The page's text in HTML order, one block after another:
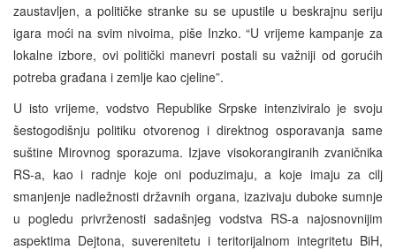
zaustavljen, a političke stranke su se upustile u beskrajnu seriju
igara moći na svim nivoima, piše Inzko. “U vrijeme kampanje za
lokalne izbore, ovi politički manevri postali su važniji od gorućih
potreba građana i zemlje kao cjeline”.
U isto vrijeme, vodstvo Republike Srpske intenziviralo je svoju
šestogodišnju politiku otvorenog i direktnog osporavanja same
suštine Mirovnog sporazuma. Izjave visokorangiranih zvaničnika
RS-a, kao i radnje koje oni poduzimaju, a koje imaju za cilj
smanjenje nadležnosti državnih organa, izazivaju duboke sumnje
u pogledu privrženosti sadašnjeg vodstva RS-a najosnovnijim
aspektima Dejtona, suverenitetu i teritorijalnom integritetu BiH,